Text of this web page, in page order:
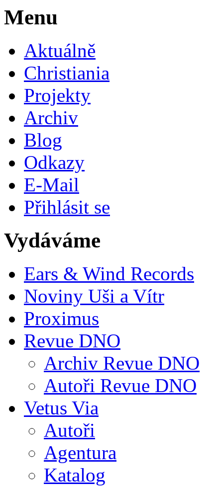
Menu
Aktuálně
Christiania
Projekty
Archiv
Blog
Odkazy
E-Mail
Přihlásit se
Vydáváme
Ears & Wind Records
Noviny Uši a Vítr
Proximus
Revue DNO
Archiv Revue DNO
Autoři Revue DNO
Vetus Via
Autoři
Agentura
Katalog